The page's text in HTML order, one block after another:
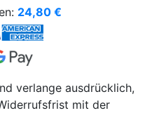
24,80 €
verlange ausdrücklich,
mit der